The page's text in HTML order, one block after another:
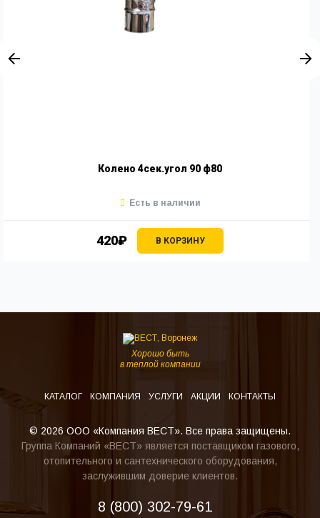
Колено 4сек.угол 90 ф80
420₽ В КОРЗИНУ
Есть в наличии
Хорошо быть
в теплой компании
КАТАЛОГ КОМПАНИЯ УСЛУГИ АКЦИИ КОНТАКТЫ
© 2026 ООО «Компания ВЕСТ». Все права защищены.
Группа Компаний «ВЕСТ» является поставщиком газового,
отопительного и сантехнического оборудования,
заслужившим доверие клиентов.
8 (800) 302-79-61